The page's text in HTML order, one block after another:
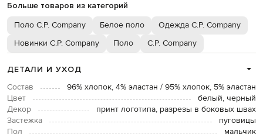
Больше товаров из категорий
Поло C.P. Company Белое поло
Одежда C.P. Company
Новинки C.P. Company
Поло C.P. Company
ДЕТАЛИ И УХОД
Состав
96% хлопок, 4% эластан / 95% хлопок, 5% эластан
Цвет
белый, черный
Декор
принт логотипа, разрезы в боковых швах
Застежка
пуговицы